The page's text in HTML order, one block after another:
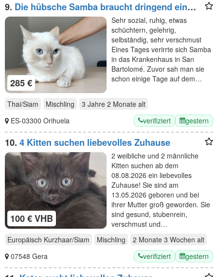
9. Die hübsche Samba braucht dringend ein
Zuhause/eine Pflegestelle
285 €
Sehr sozial, ruhig, etwas
schüchtern, gelehrig,
selbständig, sehr verschmust
Eines Tages verirrte sich Samba
in das Krankenhaus in San
Bartolomé. Zuvor sah man sie
schon einige Tage auf dem…
Thai/Siam Mischling 3 Jahre 2 Monate alt
ES-03300 Orihuela
verifiziert gestern
10. 4 Kitten suchen liebevolles Zuhause
100 € VHB
2 weibliche und 2 männliche
Kitten suchen ab dem
08.08.2026 ein liebevolles
Zuhause! Sie sind am
13.05.2026 geboren und bei
ihrer Mutter groß geworden. Sie
sind gesund, stubenrein,
verschmust und…
Europäisch Kurzhaar/Siam
Mischling 2 Monate 3 Wochen alt
07548 Gera
verifiziert gestern